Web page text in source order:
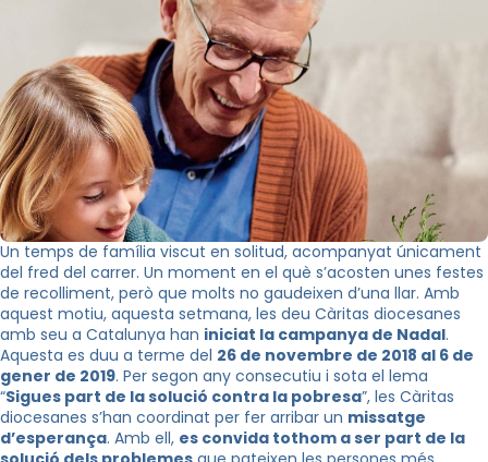
Un temps de família viscut en solitud, acompanyat únicament
del fred del carrer. Un moment en el què s’acosten unes festes
de recolliment, però que molts no gaudeixen d’una llar. Amb
aquest motiu, aquesta setmana, les deu Càritas diocesanes
amb seu a Catalunya han iniciat la campanya de Nadal.
Aquesta es duu a terme del 26 de novembre de 2018 al 6 de
gener de 2019. Per segon any consecutiu i sota el lema
“Sigues part de la solució contra la pobresa”, les Càritas
diocesanes s’han coordinat per fer arribar un missatge
d’esperança. Amb ell, es convida tothom a ser part de la